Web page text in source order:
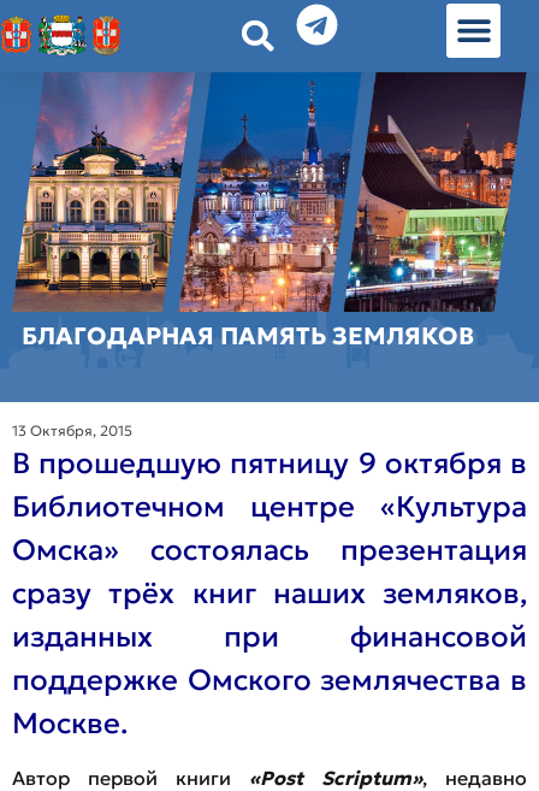
БЛАГОДАРНАЯ ПАМЯТЬ ЗЕМЛЯКОВ
13 Октября, 2015
В прошедшую пятницу 9 октября в
Библиотечном центре «Культура
Омска» состоялась презентация
сразу трёх книг наших земляков,
изданных при финансовой
поддержке Омского землячества в
Москве.
Автор первой книги «Post Scriptum», недавно